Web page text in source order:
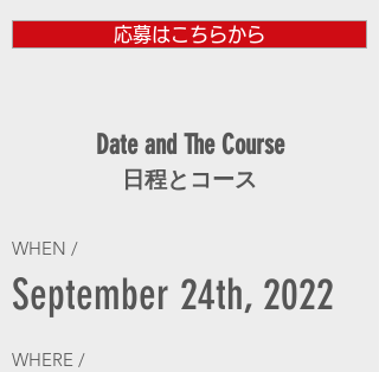
応募はこちらから
Date and The Course
日程とコース
WHEN /
September 24th, 2022
WHERE /